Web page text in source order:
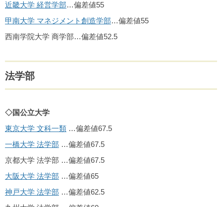
近畿大学 経営学部…偏差値55
甲南大学 マネジメント創造学部…偏差値55
西南学院大学 商学部…偏差値52.5
法学部
◇国公立大学
東京大学 文科一類 …偏差値67.5
一橋大学 法学部 …偏差値67.5
京都大学 法学部 …偏差値67.5
大阪大学 法学部 …偏差値65
神戸大学 法学部 …偏差値62.5